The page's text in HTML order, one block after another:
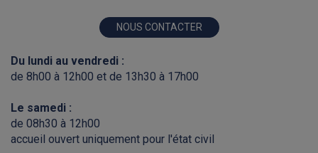
NOUS CONTACTER
Du lundi au vendredi :
de 8h00 à 12h00 et de 13h30 à 17h00
Le samedi :
de 08h30 à 12h00
accueil ouvert uniquement pour l'état civil